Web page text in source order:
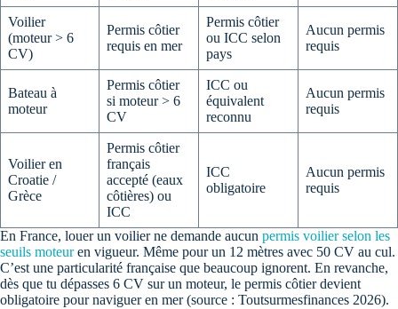
Voilier
(moteur > 6
CV)
Permis côtier
requis en mer
Permis côtier
ou ICC selon
pays
Aucun permis
requis
Bateau à
moteur
Permis côtier
si moteur > 6
CV
ICC ou
équivalent
reconnu
Aucun permis
requis
Voilier en
Croatie /
Grèce
Permis côtier
français
accepté (eaux
côtières) ou
ICC
ICC
obligatoire
Aucun permis
requis
En France, louer un voilier ne demande aucun permis voilier selon les
seuils moteuren vigueur. Même pour un 12 mètres avec 50 CV au cul.
C’est une particularité française que beaucoup ignorent. En revanche,
dès que tu dépasses 6 CV sur un moteur, le permis côtier devient
obligatoire pour naviguer en mer (source : Toutsurmesfinances 2026).